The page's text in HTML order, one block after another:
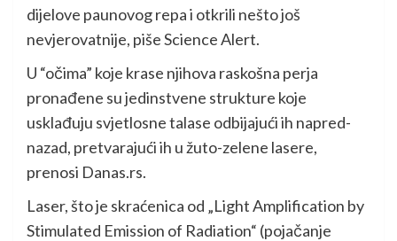
dijelove paunovog repa i otkrili nešto još
nevjerovatnije, piše Science Alert.
U “očima” koje krase njihova raskošna perja
pronađene su jedinstvene strukture koje
usklađuju svjetlosne talase odbijajući ih napred-
nazad, pretvarajući ih u žuto-zelene lasere,
prenosi Danas.rs.
Laser, što je skraćenica od „Light Amplification by
Stimulated Emission of Radiation“ (pojačanje